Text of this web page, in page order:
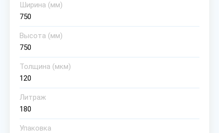
Ширина (мм)
750
Высота (мм)
750
Толщина (мкм)
120
Литраж
180
Упаковка